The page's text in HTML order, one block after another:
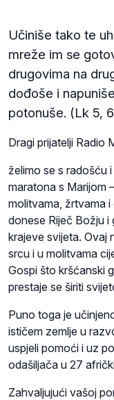
Učiniše tako te
mreže im se
drugovima na
dođoše i
potonuše. (Lk 5,
Dragi prijatelji Radio
želimo se s radošću
maratona s Marijom
molitvama, žrtvama
donese Riječ Božju i
krajeve svijeta. Ovaj
srcu i u molitvama
Gospi što kršćanski
prestaje se širiti
Puno toga je
ističem zemlje u
uspjeli pomoći i uz
odašiljača u 27
Zahvaljujući vašoj